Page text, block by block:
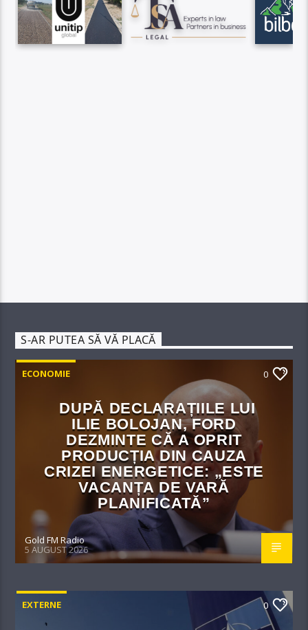
S-AR PUTEA SĂ VĂ PLACĂ
ECONOMIE 0
DUPĂ DECLARAȚIILE LUI
ILIE BOLOJAN, FORD
DEZMINTE CĂ A OPRIT
PRODUCȚIA DIN CAUZA
CRIZEI ENERGETICE: „ESTE
VACANȚA DE VARĂ
PLANIFICATĂ”
Gold FM Radio
5 AUGUST 2026
EXTERNE 0